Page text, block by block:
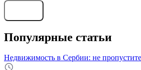
Популярные статьи
Недвижимость в Сербии: не